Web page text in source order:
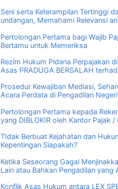
Seni serta Keterampilan Tertinggi
undangan, Memahami Relevansi
Pertolongan Pertama bagi Wajib
Bertamu untuk Memeriksa
Rezim Hukum Pidana Perpajakan
Asas PRADUGA BERSALAH
Prosedur Kewajiban Mediasi,
Acara Perdata di Pengadilan Negeri
Pertolongan Pertama kepada
yang DIBLOKIR oleh Kantor Pajak /
TIdak Berbuat Kejahatan dan
Kepentingan Siapakah?
Ketika Seseorang Gagal
Lain atau Bahkan Pengadilan yang
Konflik Asas Hukum antara LEX